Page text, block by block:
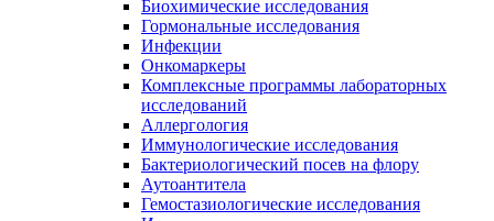
Биохимические исследования
Гормональные исследования
Инфекции
Онкомаркеры
Комплексные программы лабораторных
исследований
Аллергология
Иммунологические исследования
Бактериологический посев на флору
Аутоантитела
Гемостазиологические исследования